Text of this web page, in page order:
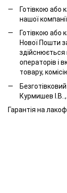
Готівкою або
нашої
Готівкою або
Нової Пошти
здійснюється
операторів і
товару,
Курмишев
Гарантія на